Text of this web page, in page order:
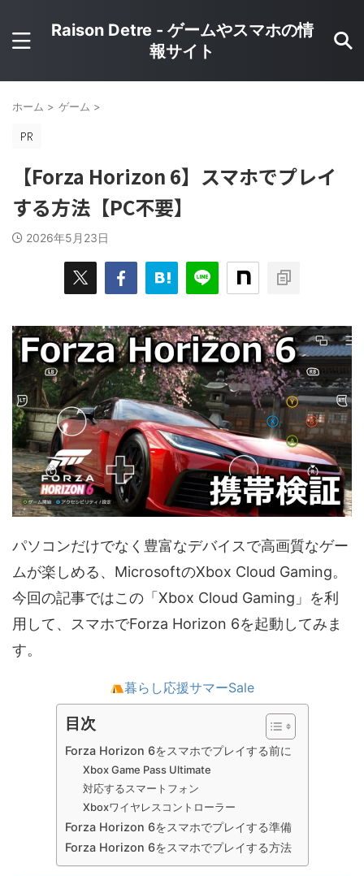
Raison Detre - ゲームやスマホの情
報サイト
ホーム > ゲーム >
【Forza Horizon 6】スマホでプレイ
する方法【PC不要】
2026年5月23日
パソコンだけでなく豊富なデバイスで高画質なゲー
ムが楽しめる、MicrosoftのXbox Cloud Gaming。
今回の記事ではこの「Xbox Cloud Gaming」を利
用して、スマホでForza Horizon 6を起動してみま
す。
暮らし応援サマーSale
目次
Forza Horizon 6をスマホでプレイする前に
Xbox Game Pass Ultimate
対応するスマートフォン
Xboxワイヤレスコントローラー
Forza Horizon 6をスマホでプレイする準備
Forza Horizon 6をスマホでプレイする方法